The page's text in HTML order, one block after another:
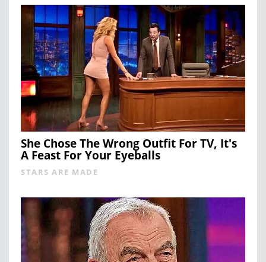
She Chose The Wrong Outfit For TV, It's
A Feast For Your Eyeballs
STARS ARE MADE